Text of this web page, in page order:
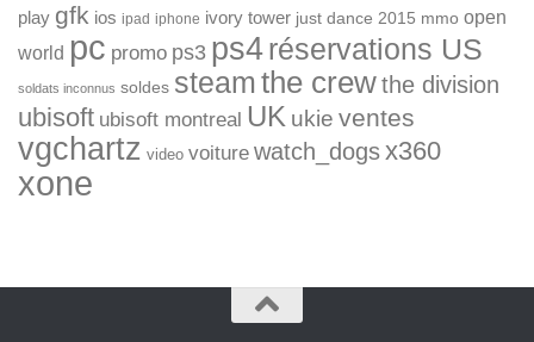
play gfk ios ipad iphone ivory tower just dance 2015 mmo open
world pc promo ps3 ps4réservations US
soldats inconnus soldes steamthe crewthe division
ubisoft ubisoft montreal UK ukie ventes
vgchartz video voiture watch_dogsx360
xone